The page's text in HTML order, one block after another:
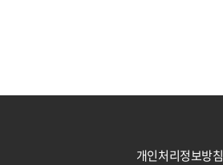
개인처리정보방침